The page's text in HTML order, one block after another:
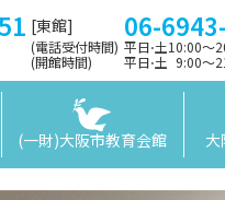
[東館] 06-
(電話受付時間) 平日⋅土10:00～
(開館時間)
平日⋅土 9:00〜
(一財)大阪市教育会館